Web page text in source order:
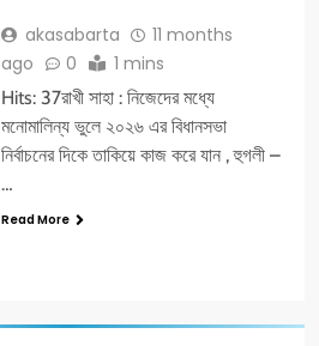
akasabarta
11 months
ago
0 1 mins
Hits: 37রাখী সাহা : নিজেদের মধ্যে
মনোমালিন্য ভুলে ২০২৬ এর বিধানসভা
নির্বাচনের দিকে তাকিয়ে কাজ করে যান , হুগলী –
…
Read More